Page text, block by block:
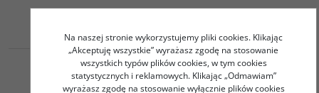
Na naszej stronie wykorzystujemy pliki cookies. Klikając
„Akceptuję wszystkie” wyrażasz zgodę na stosowanie
wszystkich typów plików cookies, w tym cookies
statystycznych i reklamowych. Klikając „Odmawiam”
wyrażasz zgodę na stosowanie wyłącznie plików cookies